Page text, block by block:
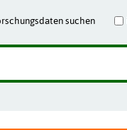
suchen